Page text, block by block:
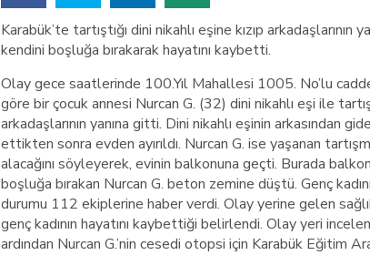
Karabük’te tartıştığı dini nikahlı eşine kızıp arkadaşlarının
kendini boşluğa bırakarak hayatını kaybetti.
Olay gece saatlerinde 100.Yıl Mahallesi 1005. No’lu
göre bir çocuk annesi Nurcan G. (32) dini nikahlı eşi ile
arkadaşlarının yanına gitti. Dini nikahlı eşinin arkasından
ettikten sonra evden ayırıldı. Nurcan G. ise yaşanan
alacağını söyleyerek, evinin balkonuna geçti. Burada
boşluğa bırakan Nurcan G. beton zemine düştü. Genç
durumu 112 ekiplerine haber verdi. Olay yerine gelen
genç kadının hayatını kaybettiği belirlendi. Olay yeri
ardından Nurcan G.’nin cesedi otopsi için Karabük Eğitim